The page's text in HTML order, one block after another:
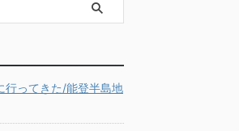
行ってきた/能登半島地